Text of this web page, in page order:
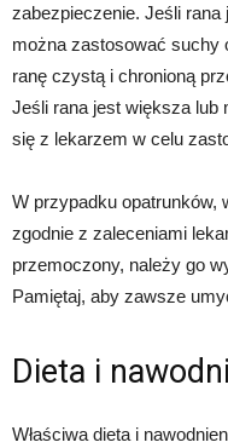
zabezpieczenie. Jeśli rana
można zastosować suchy
ranę czystą i chronioną
Jeśli rana jest większa lub
się z lekarzem w celu
W przypadku opatrunków,
zgodnie z zaleceniami
przemoczony, należy go
Pamiętaj, aby zawsze
Dieta i
Właściwa dieta i